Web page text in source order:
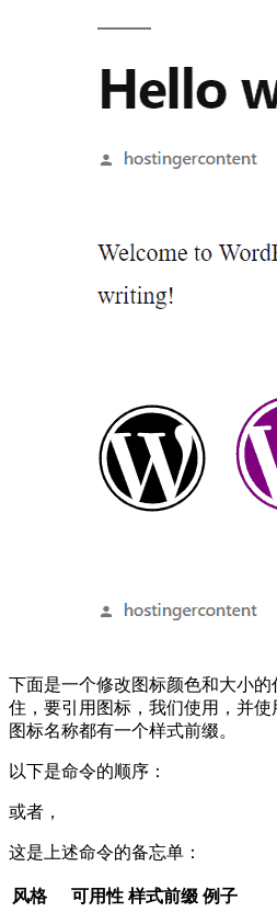
下面是一个修改图标颜色和大小
住，要引用图标，我们使用 ，并使
图标名称都有一个样式前缀。
以下是命令的顺序：
或者，
这是上述命令的备忘单：
风格 可用性 样式前缀 例子